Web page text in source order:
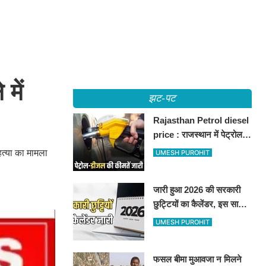
में
का मामला
झट-पट
Rajasthan Petrol diesel
price : राजस्थान में पेट्रोल-
डीजल की कीमतें जारी, जानिए
UMESH PUROHIT
जारी हुआ 2026 की सरकारी
छुट्टियों का कैलेंडर, इस साल
कई बार मिलेगा लगातार
UMESH PUROHIT
फसल बीमा मुआवजा न मिलने